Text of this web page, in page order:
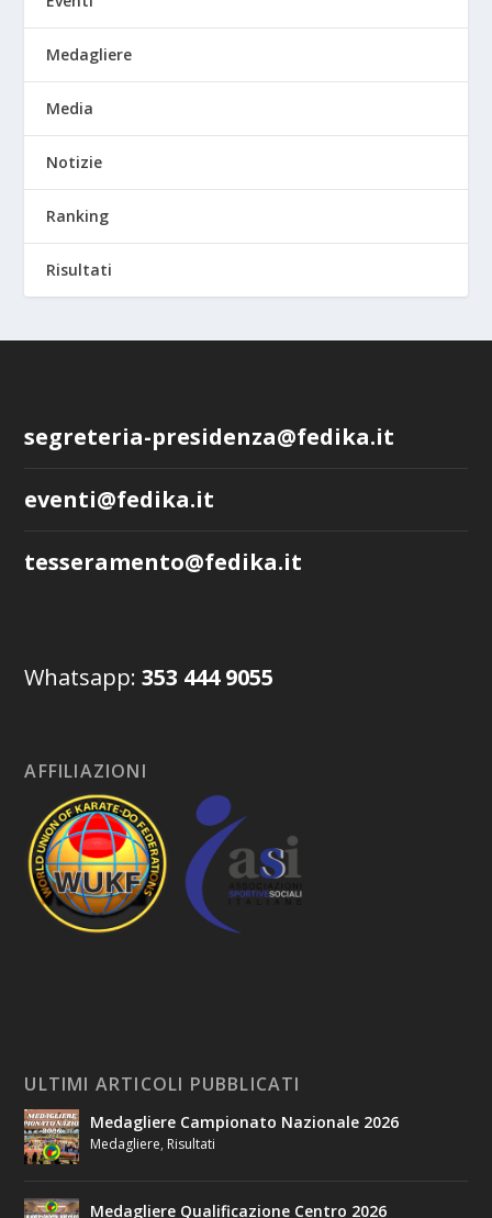
Medagliere
Media
Notizie
Ranking
Risultati
segreteria-presidenza@fedika.it
eventi@fedika.it
tesseramento@fedika.it
Whatsapp:353 444 9055
AFFILIAZIONI
ULTIMI ARTICOLI PUBBLICATI
Medagliere Campionato Nazionale 2026
Medagliere, Risultati
Medagliere Qualificazione Centro 2026